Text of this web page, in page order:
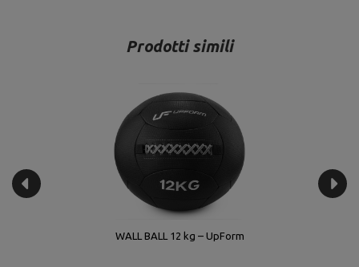
Prodotti simili
WALL BALL 12 kg – UpForm